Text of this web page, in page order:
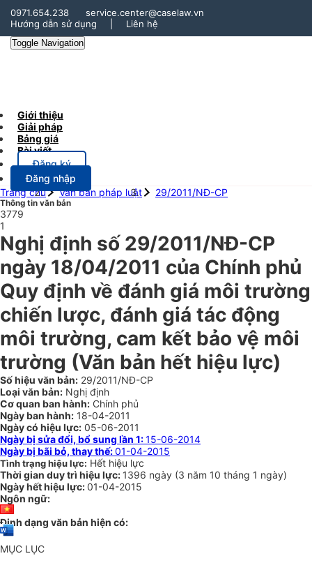
0971.654.238
service.center@caselaw.vn
Hướng dẫn sử dụng
Liên hệ
Toggle Navigation
Giới thiệu
Giải pháp
Bảng giá
Bài viết
Đăng ký
Đăng nhập
Trang chủ
Văn bản pháp luật 29/2011/NĐ-CP
Thông tin văn bản
3779
1
Nghị định số 29/2011/NĐ-CP
ngày 18/04/2011 của Chính phủ
Quy định về đánh giá môi trường
chiến lược, đánh giá tác động
môi trường, cam kết bảo vệ môi
trường (Văn bản hết hiệu lực)
Số hiệu văn bản: 29/2011/NĐ-CP
Loại văn bản: Nghị định
Cơ quan ban hành: Chính phủ
Ngày ban hành: 18-04-2011
Ngày có hiệu lực: 05-06-2011
Ngày bị sửa đổi, bổ sung lần 1:15-06-2014
Ngày bị bãi bỏ, thay thế:01-04-2015
Tình trạng hiệu lực: Hết hiệu lực
Thời gian duy trì hiệu lực: 1396 ngày (3 năm 10 tháng 1 ngày)
Ngày hết hiệu lực:01-04-2015
Ngôn ngữ:
Định dạng văn bản hiện có:
MỤC LỤC